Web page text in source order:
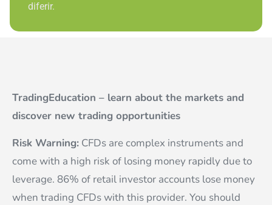
diferir.
TradingEducation – learn about the markets and
discover new trading opportunities
Risk Warning: CFDs are complex instruments and
come with a high risk of losing money rapidly due to
leverage. 86% of retail investor accounts lose money
when trading CFDs with this provider. You should